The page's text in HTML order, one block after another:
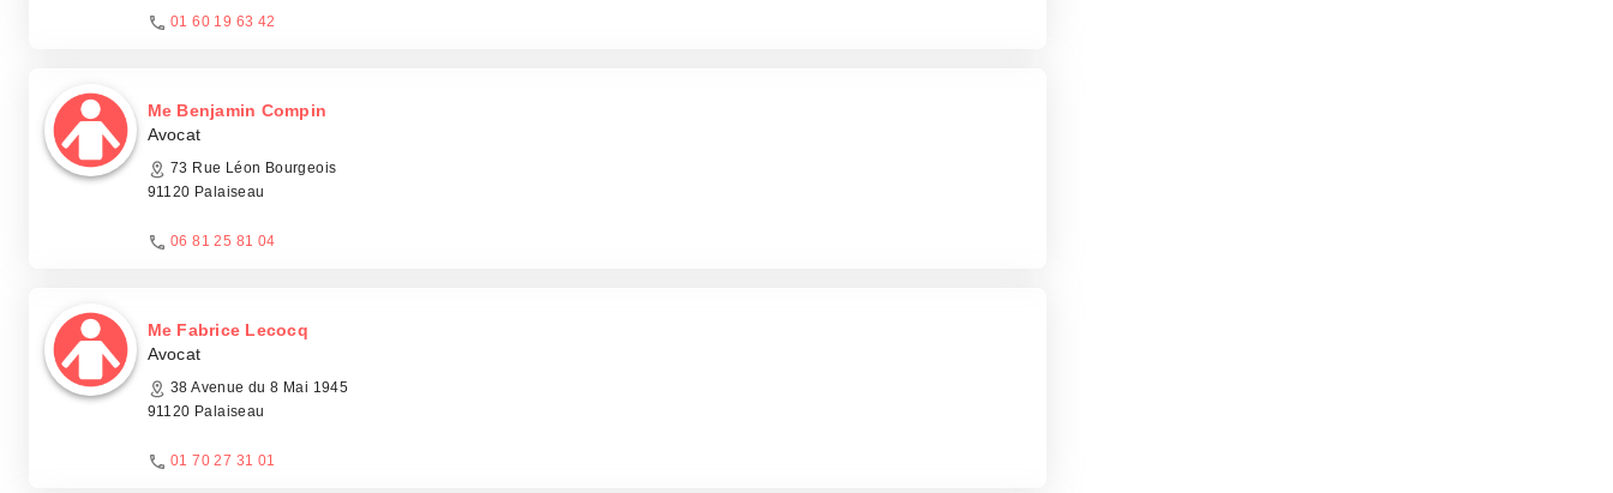
01 60 19 63 42
Me Benjamin Compin
Avocat
73 Rue Léon Bourgeois
91120 Palaiseau
06 81 25 81 04
Me Fabrice Lecocq
Avocat
38 Avenue du 8 Mai 1945
91120 Palaiseau
01 70 27 31 01